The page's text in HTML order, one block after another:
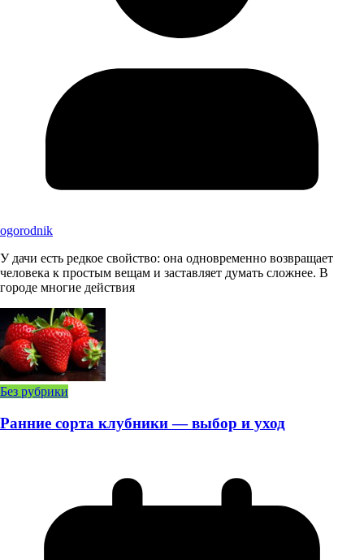
ogorodnik
У дачи есть редкое свойство: она одновременно возвращает
человека к простым вещам и заставляет думать сложнее. В
городе многие действия
Без рубрики
Ранние сорта клубники — выбор и уход